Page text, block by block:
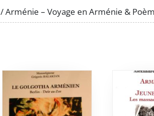
Poèmes
/ Arménie – Voyage en Arménie &